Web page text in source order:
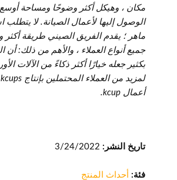
مكان ، وهيكل أكثر وضوحًا ومساحة
الوصول إليها لأعمال الصيانة. لا يتطلب
ماهر ؛ يقدم الفريق الصيني طريقة أكثر
جميع أنواع العملاء ، والأهم من ذلك: أن
بكثير جعله خيارًا أكثر ذكاءً من الآلات
أعمال kcup.
تاريخ النشر:
فئة: أحداث المنتج